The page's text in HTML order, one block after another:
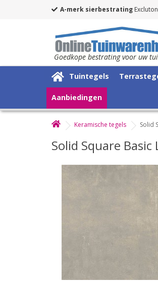
A-merk sierbestrating
Goedkope bestrating voor uw
Tuintegels
Aanbiedingen
Keramische tegels Solid
Solid Square